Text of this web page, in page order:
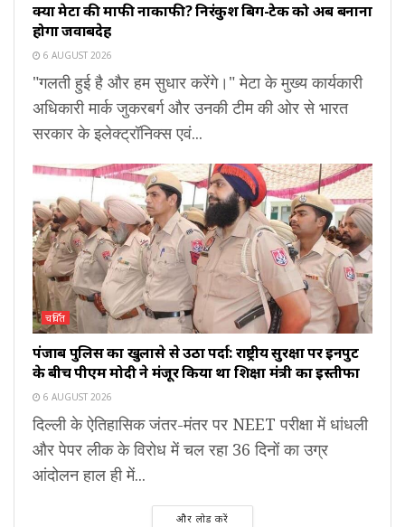
क्या मेटा की माफी नाकाफी? निरंकुश बिग-टेक को अब बनाना
होगा जवाबदेह
6 AUGUST 2026
"गलती हुई है और हम सुधार करेंगे।" मेटा के मुख्य कार्यकारी
अधिकारी मार्क जुकरबर्ग और उनकी टीम की ओर से भारत
सरकार के इलेक्ट्रॉनिक्स एवं...
चर्चित
पंजाब पुलिस का खुलासे से उठा पर्दा: राष्ट्रीय सुरक्षा पर इनपुट
के बीच पीएम मोदी ने मंजूर किया था शिक्षा मंत्री का इस्तीफा
6 AUGUST 2026
दिल्ली के ऐतिहासिक जंतर-मंतर पर NEET परीक्षा में धांधली
और पेपर लीक के विरोध में चल रहा 36 दिनों का उग्र
आंदोलन हाल ही में...
और लोड करें